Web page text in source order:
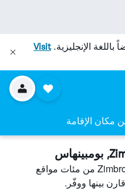
باللغة الإنجليزية.Visit
مكان الإقامة
ابحث عن فنادق بجانب Zimbros Beach من مئات مواقع